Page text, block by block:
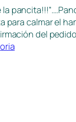
para calmar el
del